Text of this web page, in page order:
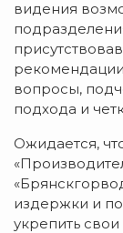
видения
вопросы,
подхода и
Ожидается,
издержки и
укрепить